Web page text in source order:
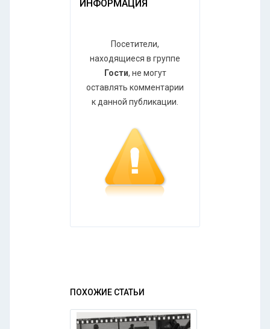
ИНФОРМАЦИЯ
Посетители,
находящиеся в группе
Гости, не могут
оставлять комментарии
к данной публикации.
ПОХОЖИЕ СТАТЬИ